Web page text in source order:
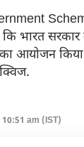
कि भारत
आयोजन
am (IST)